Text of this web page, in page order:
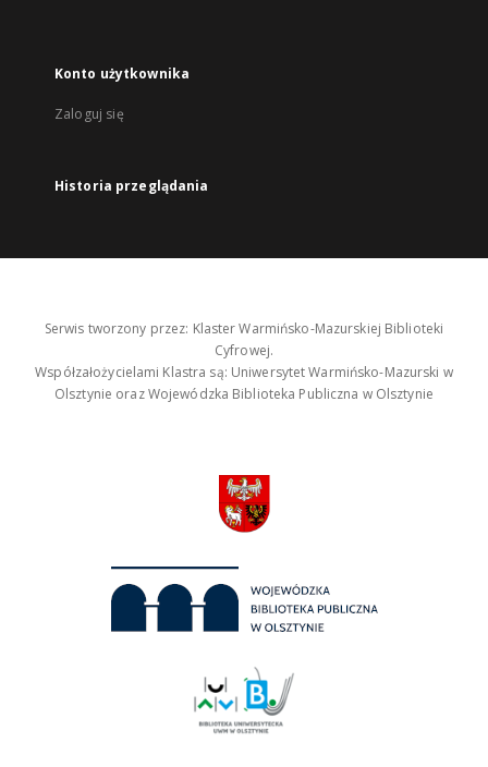
Konto użytkownika
Zaloguj się
Historia przeglądania
Serwis tworzony przez: Klaster Warmińsko-Mazurskiej Biblioteki
Cyfrowej.
Współzałożycielami Klastra są: Uniwersytet Warmińsko-Mazurski w
Olsztynie oraz Wojewódzka Biblioteka Publiczna w Olsztynie